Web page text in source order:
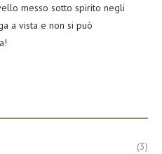
messo sotto spirito negli
a vista e non si può
(3)